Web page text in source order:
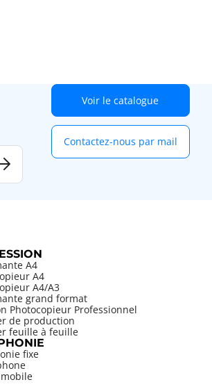
Voir le catalogue
Contactez-nous par mail
A4
A4
A4/A3
grand format
Photocopieur Professionnel
de production
feuille à feuille
fixe